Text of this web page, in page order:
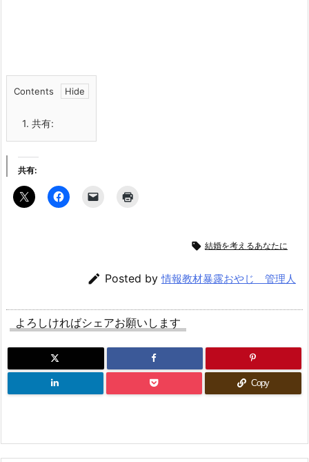
Contents
1. 共有:
共有:
 結婚を考えるあなたに
 Posted by情報教材暴露おやじ 管理人
よろしければシェアお願いします
Copy